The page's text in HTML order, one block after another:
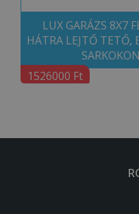
LUX GARÁZS 8X7
HÁTRA LEJTŐ TETŐ,
1526000 Ft